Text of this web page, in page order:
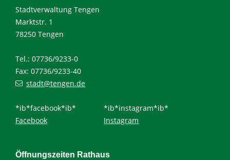
Stadtverwaltung Tengen
Marktstr. 1
78250 Tengen
Tel.: 07736/9233-0
Fax: 07736/9233-40
stadt@tengen.de
*ib*facebook*ib*
Facebook
*ib*instagram*ib*
Instagram
Öffnungszeiten Rathaus